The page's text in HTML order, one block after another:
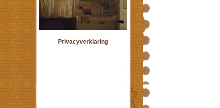
Privacyverklaring